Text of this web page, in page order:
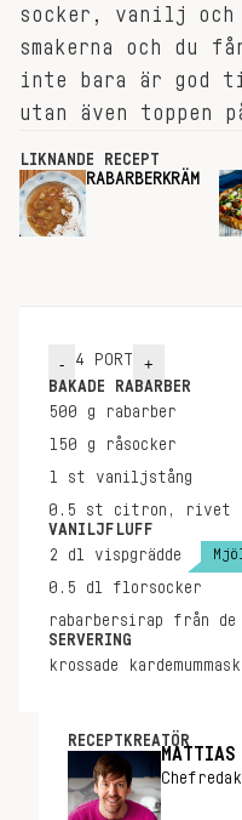
socker, vanilj
smakerna och du
inte bara är god
utan även toppen
LIKNANDE RECEPT
RABARBERKRÄM
- 4 PORT +
BAKADE RABARBER
500 g
rabarber
150 g
råsocker
1 st
vaniljstång
0.5 st
citron, rivet
VANILJFLUFF
2 dl vispgrädde
0.5 dl
florsocker
rabarbersirap från de
SERVERING
krossade
RECEPTKREATÖR